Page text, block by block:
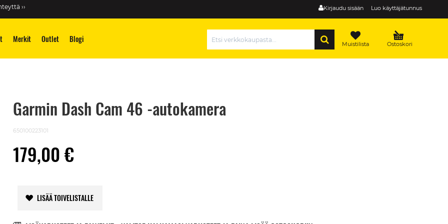
Kirjaudu sisään Luo käyttäjätunnus
››
Merkit Outlet Blogi Ostoskori
Muistilista
Garmin Dash Cam 46 -autokamera
650100223101
179,00 €
LISÄÄ TOIVELISTALLE